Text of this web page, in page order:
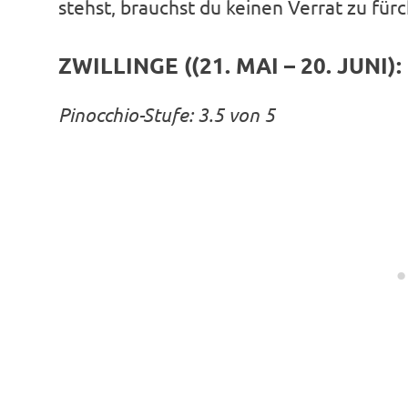
stehst, brauchst du keinen Verrat zu
ZWILLINGE ((21. MAI – 20. JUNI):
Pinocchio-Stufe: 3.5 von 5